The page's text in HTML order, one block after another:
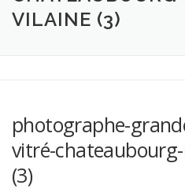
VILAINE (3)
photographe-
vitré-
(3)